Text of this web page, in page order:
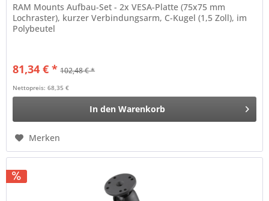
RAM Mounts Aufbau-Set - 2x VESA-Platte (75x75 mm
Lochraster), kurzer Verbindungsarm, C-Kugel (1,5 Zoll), im
Polybeutel
81,34 € * 102,48 € *
Nettopreis: 68,35 €
In den Warenkorb
Merken